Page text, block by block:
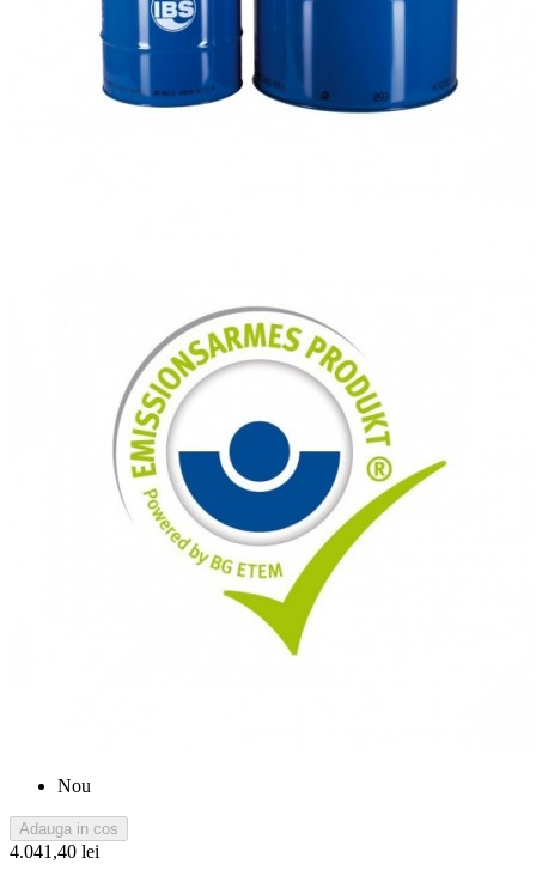
Nou
Adauga in cos
4.041,40 lei